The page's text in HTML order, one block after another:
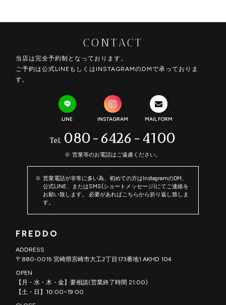
CONTACT
当店は完全予約制となっております。
ご予約は公式LINEもしくはINSTAGRAMのDMで承っておりま
す。
LINE INSTAGRAM MAIL FORM
Tel. 080-6426-4100
営業等のお電話はご遠慮ください。
営業電話が非常に多い為、初めての方はInstagramのDM、
公式LINE、またはSMS(ショートメッセージ)にてご連絡を
お願い致します。 必要があればこちらから折り返し致しま
す。
FREDDO
ADDRESS
〒880-0015 宮崎県宮崎市大工2丁目173番地1 AKHD 104
OPEN
【月・水・木・金】要相談(営業終了時間 21:00)
【土・日】10:00~19:00